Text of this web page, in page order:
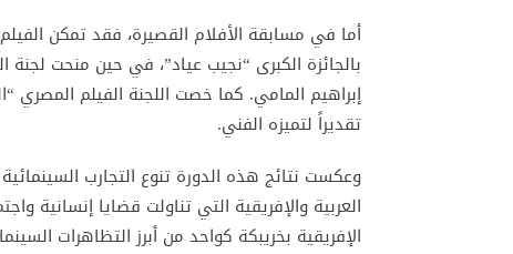
أما في مسابقة الأفلام القصيرة، فقد تمكن
بالجائزة الكبرى “نجيب عياد”، في حين منحت لجنة
إبراهيم المامي. كما خصت اللجنة الفيلم
تقديراً لتميزه الفني.
وعكست نتائج هذه الدورة تنوع التجارب
العربية والإفريقية التي تناولت قضايا إنسانية
الإفريقية بخريبكة كواحد من أبرز التظاهرات